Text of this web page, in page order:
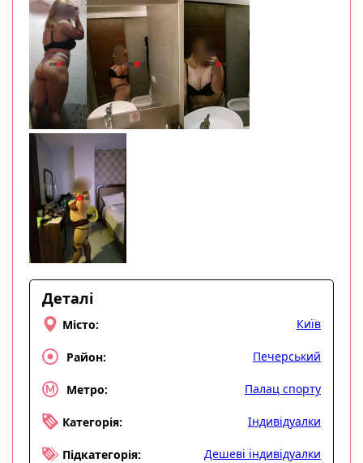
Деталі
Місто: Київ
Район: Печерський
Метро: Палац спорту
Категорія: Індивідуалки
Підкатегорія: Дешеві індивідуалки